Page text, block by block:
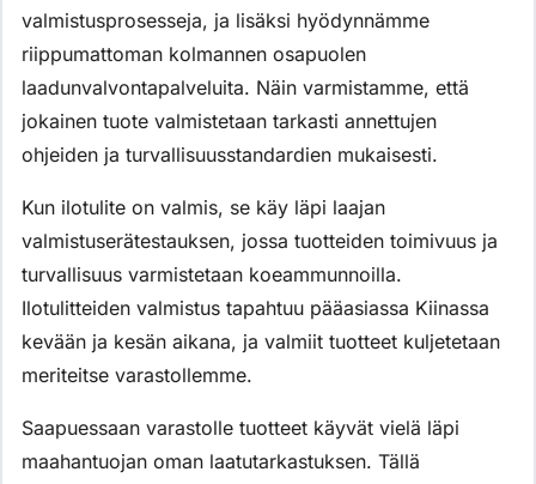
valmistusprosesseja, ja lisäksi hyödynnämme
riippumattoman kolmannen osapuolen
laadunvalvontapalveluita. Näin varmistamme, että
jokainen tuote valmistetaan tarkasti annettujen
ohjeiden ja turvallisuusstandardien mukaisesti.
Kun ilotulite on valmis, se käy läpi laajan
valmistuserätestauksen, jossa tuotteiden toimivuus ja
turvallisuus varmistetaan koeammunnoilla.
Ilotulitteiden valmistus tapahtuu pääasiassa Kiinassa
kevään ja kesän aikana, ja valmiit tuotteet kuljetetaan
meriteitse varastollemme.
Saapuessaan varastolle tuotteet käyvät vielä läpi
maahantuojan oman laatutarkastuksen. Tällä